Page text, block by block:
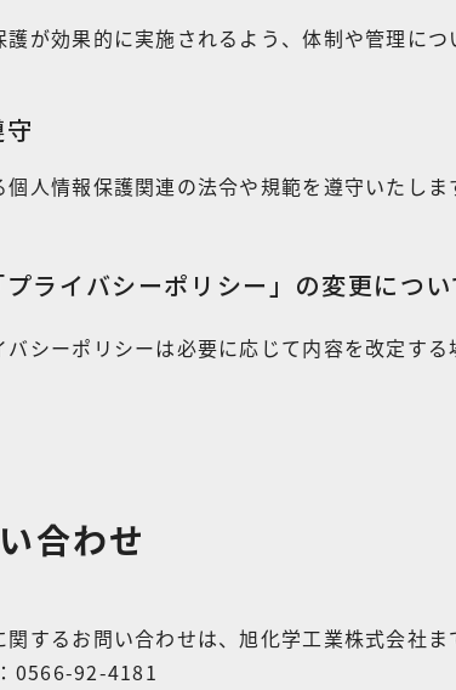
護が効果的に実施されるよう、体制や管理に
人情報保護関連の法令や規範を遵守いたしま
プライバシーポリシー」の変更につい
バシーポリシーは必要に応じて内容を改定する
合わせ
関するお問い合わせは、旭化学工業株式会社ま
0566-92-4181